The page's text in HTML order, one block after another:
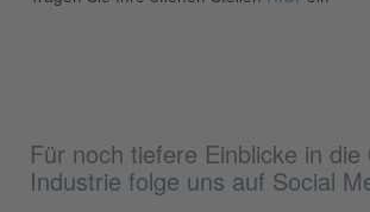
Für noch tiefere Einblicke in die
Industrie folge uns auf Social